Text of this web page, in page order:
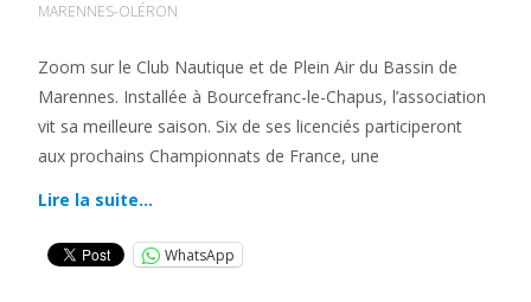
MARENNES-OLÉRON
Zoom sur le Club Nautique et de Plein Air du Bassin de
Marennes. Installée à Bourcefranc-le-Chapus, l’association
vit sa meilleure saison. Six de ses licenciés participeront
aux prochains Championnats de France, une
Lire la suite…
WhatsApp